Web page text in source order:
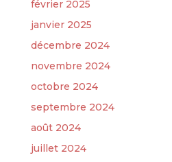
février 2025
janvier 2025
décembre 2024
novembre 2024
octobre 2024
septembre 2024
août 2024
juillet 2024